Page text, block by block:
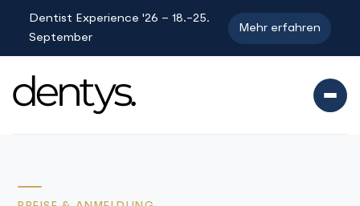
Dentist Experience '26 – 18.-25.
September
Mehr erfahren